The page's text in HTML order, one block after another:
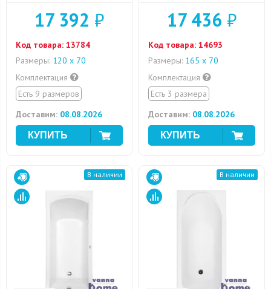
17 392 ₽
Код товара: 13784
Размеры: 120 х 70
Комплектация
Есть 9 размеров
Доставим: 08.08.2026
17 436 ₽
Код товара: 14693
Размеры: 165 x 70
Комплектация
Есть 3 размера
Доставим: 08.08.2026
В наличии В наличии